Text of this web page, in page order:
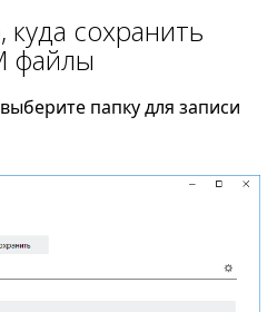
сохранить
файлы
выберите папку для записи